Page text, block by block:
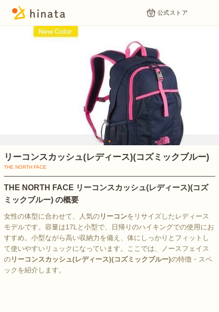
公式ストア
1
リーコンスカッシュ(レディース)(コズミックブルー)
THE NORTH FACE
THE NORTH FACE リーコンスカッシュ(レディース)(コズ
ミックブルー) の概要
女性の体型に合わせて、人気のリーコンをリサイズしたレディース
モデルです。容量は17Lと小型で、日帰りのハイキングでの使用にお
すすめ。小型ながら高い収納力を備え、体にしっかりとフィットし
て使いやすいリュックになっています。ここでは、ノースフェイス
のリーコンスカッシュ(レディース)(コズミックブルー)の特徴・スペ
ックを紹介します。